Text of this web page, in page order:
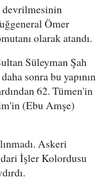
Ömer
olarak atandı.
Süleyman Şah
sonra bu yapının
62. Tümen'in
(Ebu Amşe)
Askeri
İşler Kolordusu